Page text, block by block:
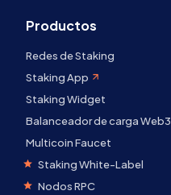
Productos
Redes de Staking
Staking App
Staking Widget
Balanceador de carga Web3
Multicoin Faucet
Staking White-Label
Nodos RPC